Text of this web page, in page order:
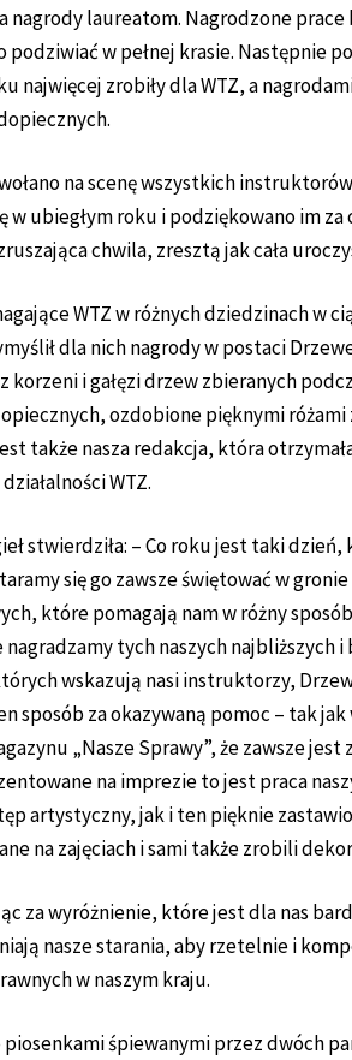
nagrody laureatom. Nagrodzone prace
podziwiać w pełnej krasie. Następnie
zrobiły dla WTZ, a
na scenę wszystkich
ubiegłym roku i podziękowano im za
chwila, zresztą jak cała
WTZ w różnych dziedzinach w
dla nich nagrody w postaci
i gałęzi drzew zbieranych
ozdobione pięknymi różami
także nasza redakcja, która
WTZ.
stwierdziła: – Co roku jest taki
się go zawsze świętować w gronie
które pomagają nam w różny
nagradzamy tych naszych najbliższych i
wskazują nasi instruktorzy,
sposób za okazywaną pomoc – tak jak
„Nasze Sprawy”, że zawsze jest
na imprezie to jest praca
artystyczny, jak i ten pięknie
na zajęciach i sami także zrobili
za wyróżnienie, które jest dla nas
nasze starania, aby rzetelnie i
w naszym kraju.
śpiewanymi przez dwóch